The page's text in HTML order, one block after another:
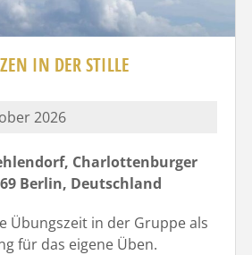
IN DER STILLE
2026
Charlottenburger
Berlin, Deutschland
Übungszeit in der Gruppe als
für das eigene Üben.